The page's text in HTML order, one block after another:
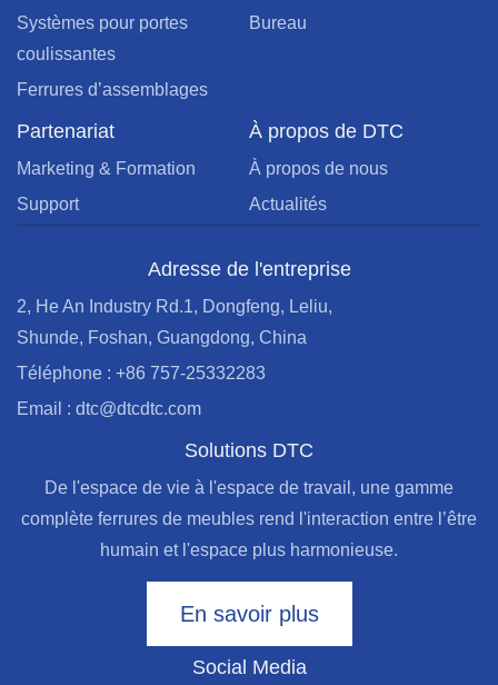
Systèmes pour portes
coulissantes
Ferrures d’assemblages
Bureau
Partenariat
Marketing & Formation
Support
À propos de DTC
À propos de nous
Actualités
Adresse de l'entreprise
2, He An Industry Rd.1, Dongfeng, Leliu,
Shunde, Foshan, Guangdong, China
Téléphone : +86 757-25332283
Email : dtc@dtcdtc.com
Solutions DTC
De l'espace de vie à l'espace de travail, une gamme
complète ferrures de meubles rend l'interaction entre l’être
humain et l'espace plus harmonieuse.
En savoir plus
Social Media